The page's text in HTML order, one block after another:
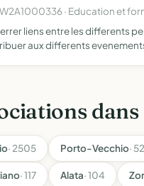
· Education et
liens entre les differents
aux differents
· 2505 Porto-Vecchio·
· 117 Alata· 104